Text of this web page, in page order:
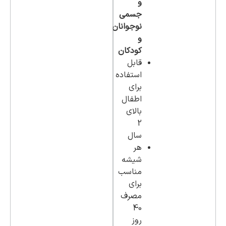
و
جسمی
نوجوانان
و
کودکان
قابل
استفاده
برای
اطفال
بالای
2
سال
هر
شیشه
مناسب
برای
مصرف
40
روز